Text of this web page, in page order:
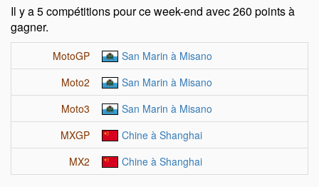
Il y a 5 compétitions pour ce week-end avec 260 points à
gagner.
MotoGP
San Marin à Misano
Moto2
San Marin à Misano
Moto3
San Marin à Misano
MXGP
Chine à Shanghai
MX2
Chine à Shanghai